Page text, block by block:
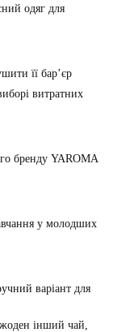
одяг для
її бар’єр
витратних
бренду YAROMA
у молодших
варіант для
інший чай,